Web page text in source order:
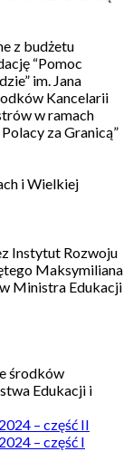
z budżetu
“Pomoc
im. Jana
Kancelarii
w ramach
za Granicą”
i Wielkiej
Instytut Rozwoju
Maksymiliana
Ministra Edukacji
środków
Edukacji i
– część II
– część I